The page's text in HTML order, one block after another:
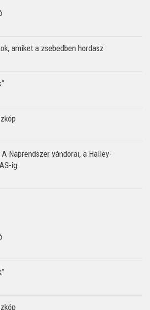
amiket a zsebedben hordasz
A Naprendszer vándorai, a Halley-
ig